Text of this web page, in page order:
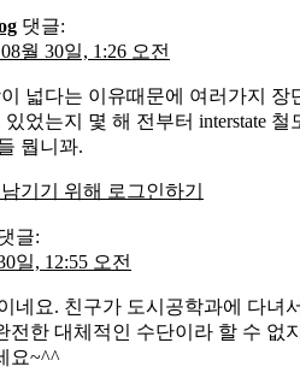
댓글:
월 30일, 1:26 오전
넓다는 이유때문에 여러가지
있었는지 몇 해 전부터 interstate
뭡니꽈.
기기 위해 로그인하기
글:
일, 12:55 오전
네요. 친구가 도시공학과에 다녀
전한 대체적인 수단이라 할 수 없
요~^^